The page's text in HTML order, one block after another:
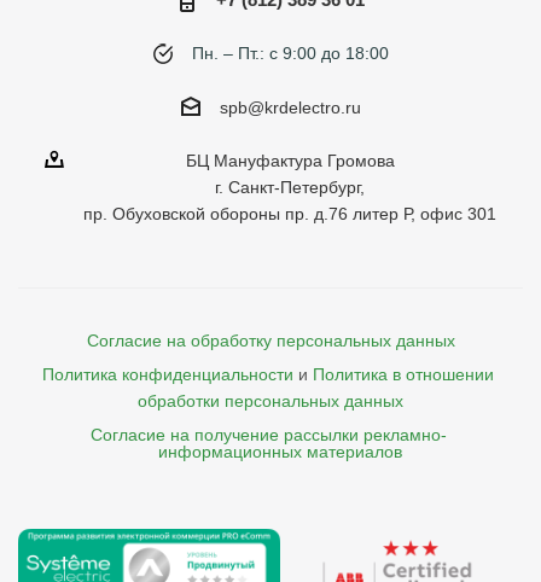
Пн. – Пт.: с 9:00 до 18:00
spb@krdelectro.ru
БЦ Мануфактура Громова
г. Санкт-Петербург,
пр. Обуховской обороны пр. д.76 литер Р, офис 301
Согласие на обработку персональных данных
Политика конфиденциальности и Политика в отношении
обработки персональных данных
Согласие на получение рассылки рекламно-
    информационных материалов